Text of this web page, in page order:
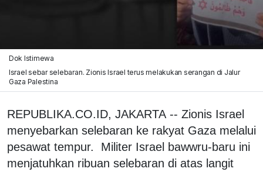
Dok Istimewa
Israel sebar selebaran. Zionis Israel terus melakukan serangan di Jalur
Gaza Palestina
REPUBLIKA.CO.ID, JAKARTA -- Zionis Israel
menyebarkan selebaran ke rakyat Gaza melalui
pesawat tempur. Militer Israel bawwru-baru ini
menjatuhkan ribuan selebaran di atas langit